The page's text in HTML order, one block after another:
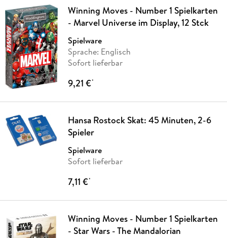
Winning Moves - Number 1 Spielkarten
- Marvel Universe im Display, 12 Stck
Spielware
Sprache: Englisch
Sofort lieferbar
9,21 €*
Hansa Rostock Skat: 45 Minuten, 2-6
Spieler
Spielware
Sofort lieferbar
7,11 €*
Winning Moves - Number 1 Spielkarten
- Star Wars - The Mandalorian